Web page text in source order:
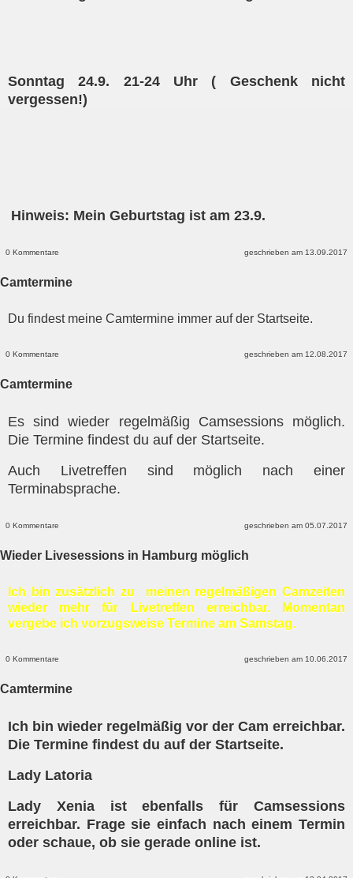
Sonntag 24.9. 21-24 Uhr ( Geschenk nicht
vergessen!)
Hinweis: Mein Geburtstag ist am 23.9.
0 Kommentare geschrieben am 13.09.2017
Camtermine
Du findest meine Camtermine immer auf der Startseite.
0 Kommentare geschrieben am 12.08.2017
Camtermine
Es sind wieder regelmäßig Camsessions möglich.
Die Termine findest du auf der Startseite.
Auch Livetreffen sind möglich nach einer
Terminabsprache.
0 Kommentare geschrieben am 05.07.2017
Wieder Livesessions in Hamburg möglich
Ich bin zusätzlich zu meinen regelmäßigen Camzeiten
wieder mehr für Livetreffen erreichbar. Momentan
vergebe ich vorzugsweise Termine am Samstag.
0 Kommentare geschrieben am 10.06.2017
Camtermine
Ich bin wieder regelmäßig vor der Cam erreichbar.
Die Termine findest du auf der Startseite.
Lady Latoria
Lady Xenia ist ebenfalls für Camsessions
erreichbar. Frage sie einfach nach einem Termin
oder schaue, ob sie gerade online ist.